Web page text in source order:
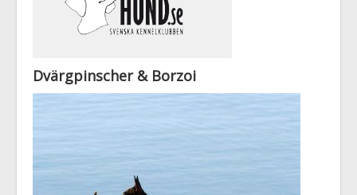
Dvärgpinscher & Borzoi